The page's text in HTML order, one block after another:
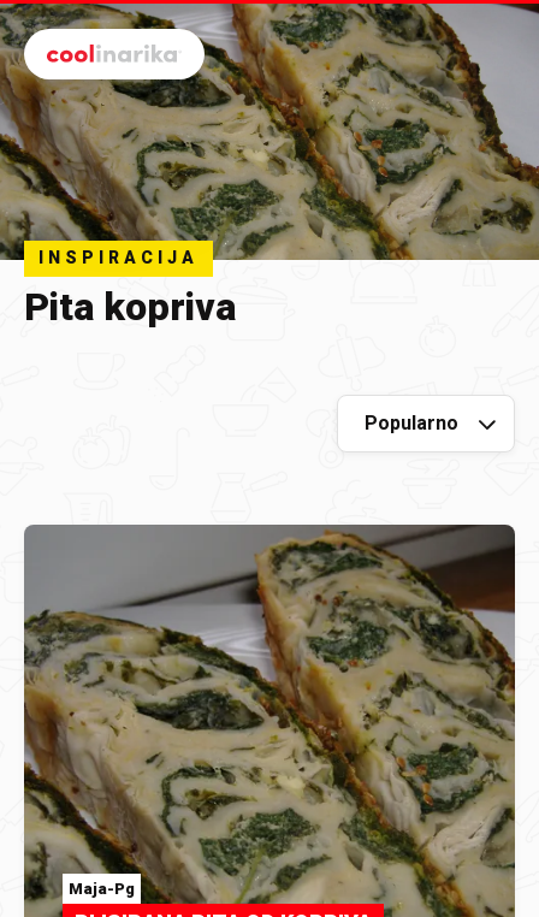
Preskoči na glavni sadržaj
INSPIRACIJA
Pita kopriva
Maja-Pg